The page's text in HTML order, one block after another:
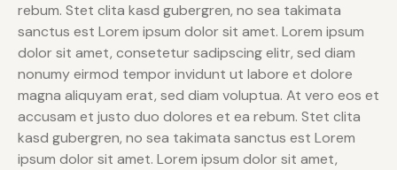
rebum. Stet clita kasd gubergren, no sea takimata
sanctus est Lorem ipsum dolor sit amet. Lorem ipsum
dolor sit amet, consetetur sadipscing elitr, sed diam
nonumy eirmod tempor invidunt ut labore et dolore
magna aliquyam erat, sed diam voluptua. At vero eos et
accusam et justo duo dolores et ea rebum. Stet clita
kasd gubergren, no sea takimata sanctus est Lorem
ipsum dolor sit amet. Lorem ipsum dolor sit amet,